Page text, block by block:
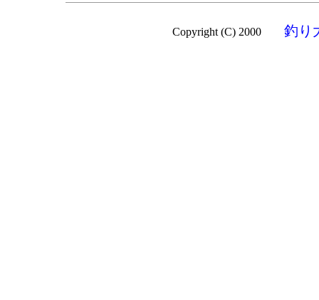
Copyright (C) 2000 釣り